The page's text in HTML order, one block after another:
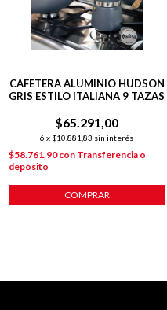
CAFETERA ALUMINIO HUDSON
GRIS ESTILO ITALIANA 9 TAZAS
$65.291,00
6 x $10.881,83 sin interés
$58.761,90con Transferencia o
depósito
COMPRAR